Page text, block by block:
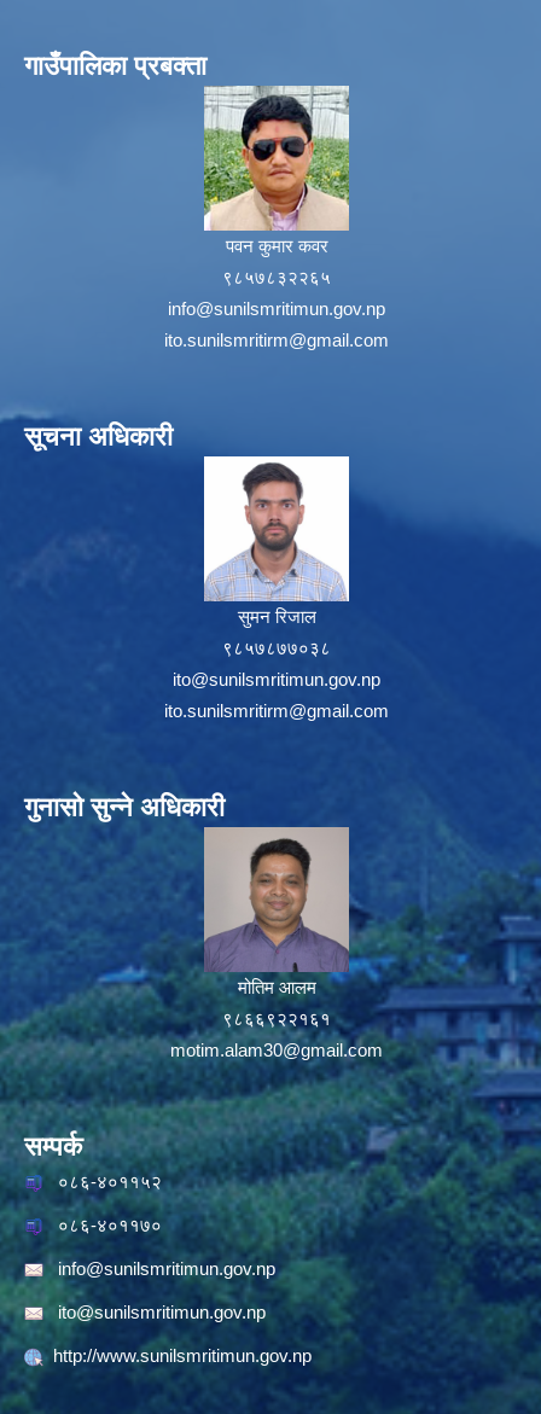
गाउँपालिका प्रबक्ता
पवन कुमार कवर
९८५७८३२२६५
info@sunilsmritimun.gov.np
ito.sunilsmritirm@gmail.com
सूचना अधिकारी
सुमन रिजाल
९८५७८७७०३८
ito@sunilsmritimun.gov.np
ito.sunilsmritirm@gmail.com
गुनासो सुन्ने अधिकारी
मोतिम आलम
९८६६९२२१६१
motim.alam30@gmail.com
सम्पर्क
०८६-४०११५२
०८६-४०११७०
info@sunilsmritimun.gov.np
ito@sunilsmritimun.gov.np
http://www.sunilsmritimun.gov.np